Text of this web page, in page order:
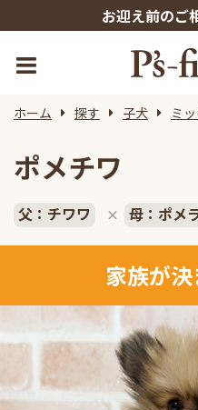
お迎え前のご
ホーム 探す 子犬 ミ
ポメチワ
父：チワワ × 母：ポメ
家族が